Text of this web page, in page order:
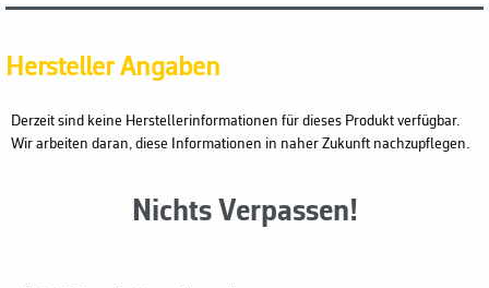
Hersteller Angaben
Derzeit sind keine Herstellerinformationen für dieses Produkt verfügbar.
Wir arbeiten daran, diese Informationen in naher Zukunft nachzupflegen.
Nichts Verpassen!